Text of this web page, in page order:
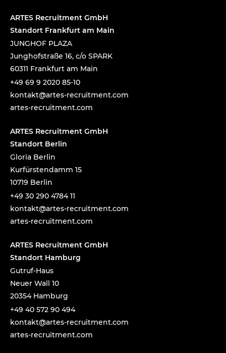
ARTES Recruitment GmbH
Standort Frankfurt am Main
JUNGHOF PLAZA
Junghofstraße 16, c/o SPARK
60311 Frankfurt am Main
+49 69 9 2020 85-10
moc.t
nemti
urcer
-setr
a@tka
tnok
artes-recruitment.com
ARTES Recruitment GmbH
Standort Berlin
Gloria Berlin
Kurfürstendamm 15
10719 Berlin
+49 30 290 4784 11
moc.t
nemti
urcer
-setr
a@tka
tnok
artes-recruitment.com
ARTES Recruitment GmbH
Standort Hamburg
Gutruf-Haus
Neuer Wall 10
20354 Hamburg
+49 40 572 90 494
moc.t
nemti
urcer
-setr
a@tka
tnok
artes-recruitment.com